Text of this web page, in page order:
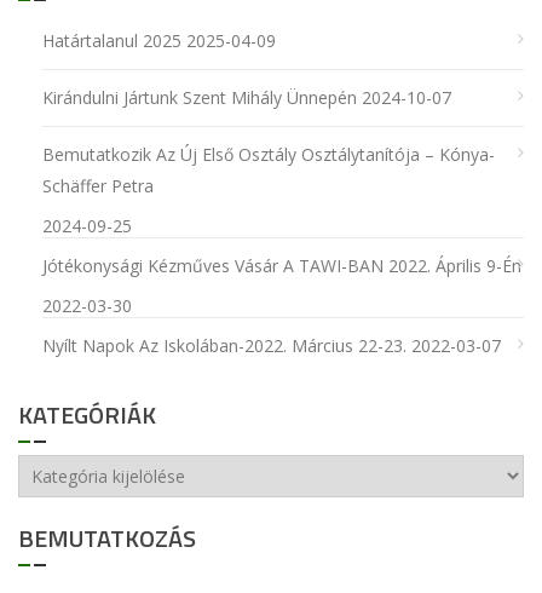
Határtalanul 2025 2025-04-09
Kirándulni Jártunk Szent Mihály Ünnepén 2024-10-07
Bemutatkozik Az Új Első Osztály Osztálytanítója – Kónya-
Schäffer Petra
2024-09-25
Jótékonysági Kézműves Vásár A TAWI-BAN 2022. Április 9-Én
2022-03-30
Nyílt Napok Az Iskolában-2022. Március 22-23. 2022-03-07
KATEGÓRIÁK
Kategóriák
BEMUTATKOZÁS